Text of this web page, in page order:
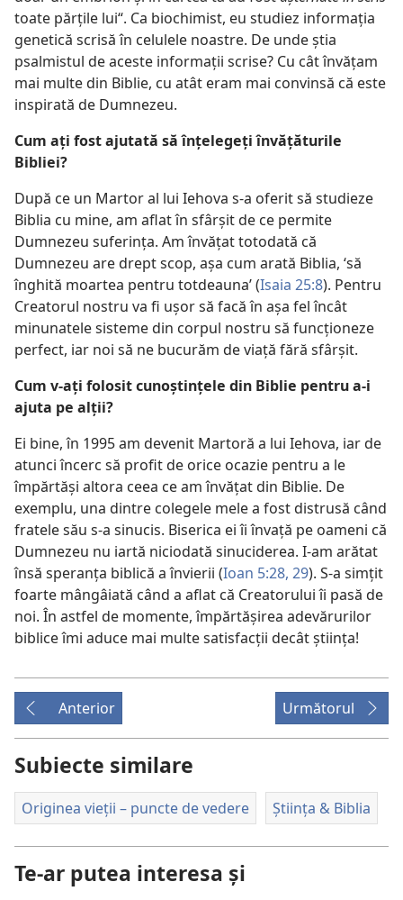
toate părţile lui“. Ca biochimist, eu studiez informaţia
genetică scrisă în celulele noastre. De unde ştia
psalmistul de aceste informaţii scrise? Cu cât învăţam
mai multe din Biblie, cu atât eram mai convinsă că este
inspirată de Dumnezeu.
Cum aţi fost ajutată să înţelegeţi învăţăturile
Bibliei?
După ce un Martor al lui Iehova s-a oferit să studieze
Biblia cu mine, am aflat în sfârşit de ce permite
Dumnezeu suferinţa. Am învăţat totodată că
Dumnezeu are drept scop, aşa cum arată Biblia, ‘să
înghită moartea pentru totdeauna’ (Isaia 25:8). Pentru
Creatorul nostru va fi uşor să facă în aşa fel încât
minunatele sisteme din corpul nostru să funcţioneze
perfect, iar noi să ne bucurăm de viaţă fără sfârşit.
Cum v-aţi folosit cunoştinţele din Biblie pentru a-i
ajuta pe alţii?
Ei bine, în 1995 am devenit Martoră a lui Iehova, iar de
atunci încerc să profit de orice ocazie pentru a le
împărtăşi altora ceea ce am învăţat din Biblie. De
exemplu, una dintre colegele mele a fost distrusă când
fratele său s-a sinucis. Biserica ei îi învaţă pe oameni că
Dumnezeu nu iartă niciodată sinuciderea. I-am arătat
însă speranţa biblică a învierii (Ioan 5:28, 29). S-a simţit
foarte mângâiată când a aflat că Creatorului îi pasă de
noi. În astfel de momente, împărtăşirea adevărurilor
biblice îmi aduce mai multe satisfacţii decât ştiinţa!
Anterior Următorul
Subiecte similare
Originea vieții – puncte de vedere Știința & Biblia
Te-ar putea interesa și